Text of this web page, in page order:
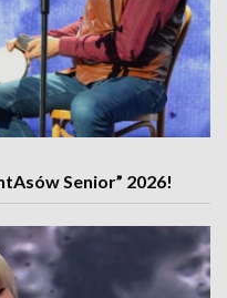
Senior” 2026!